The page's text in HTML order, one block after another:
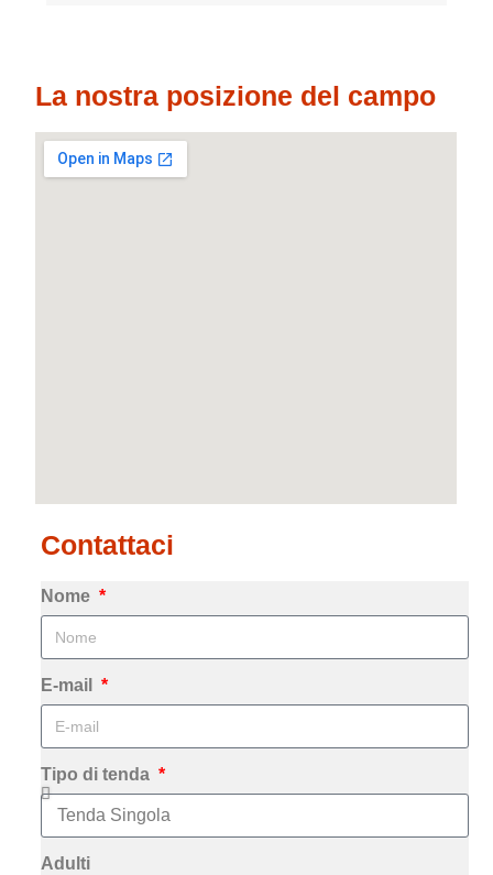
La nostra posizione del campo
Contattaci
Nome
E-mail
Tipo di tenda
Adulti